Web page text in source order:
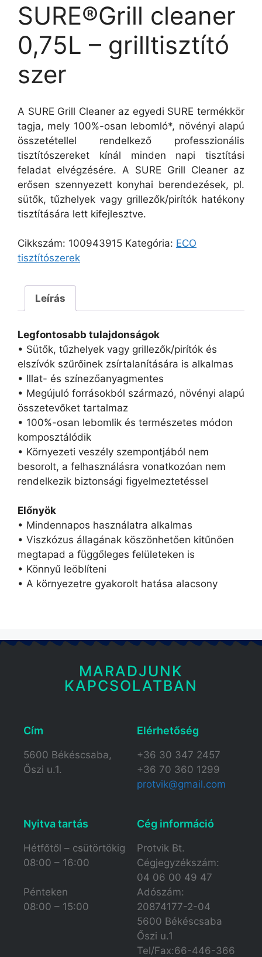
SURE®Grill cleaner
0,75L – grilltisztító
szer
A SURE Grill Cleaner az egyedi SURE termékkör
tagja, mely 100%-osan lebomló*, növényi alapú
összetétellel rendelkező professzionális
tisztítószereket kínál minden napi tisztítási
feladat elvégzésére. A SURE Grill Cleaner az
erősen szennyezett konyhai berendezések, pl.
sütők, tűzhelyek vagy grillezők/pirítók hatékony
tisztítására lett kifejlesztve.
Cikkszám: 100943915 Kategória: ECO
tisztítószerek
Leírás
Legfontosabb tulajdonságok
• Sütők, tűzhelyek vagy grillezők/pirítók és
elszívók szűrőinek zsírtalanítására is alkalmas
• Illat- és színezőanyagmentes
• Megújuló forrásokból származó, növényi alapú
összetevőket tartalmaz
• 100%-osan lebomlik és természetes módon
komposztálódik
• Környezeti veszély szempontjából nem
besorolt, a felhasználásra vonatkozóan nem
rendelkezik biztonsági figyelmeztetéssel
Előnyök
• Mindennapos használatra alkalmas
• Viszkózus állagának köszönhetően kitűnően
megtapad a függőleges felületeken is
• Könnyű leöblíteni
• A környezetre gyakorolt hatása alacsony
MARADJUNK
KAPCSOLATBAN
Cím
5600 Békéscsaba,
Őszi u.1.
Elérhetőség​
+36 30 347 2457
+36 70 360 1299
protvik@gmail.com
Nyitva tartás​
Hétfőtől – csütörtökig
08:00 – 16:00
Pénteken
08:00 – 15:00
Cég információ
Protvik Bt.
Cégjegyzékszám:
04 06 00 49 47
Adószám:
20874177-2-04
5600 Békéscsaba
Őszi u.1
Tel/Fax:66-446-366